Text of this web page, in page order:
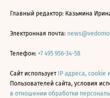
Главный редактор: Казьмина
Электронная почта:
Телефон: +7 495 956-34-58
Сайт использует IP адреса,
Пользователей сайта, условия
в отношении обработки